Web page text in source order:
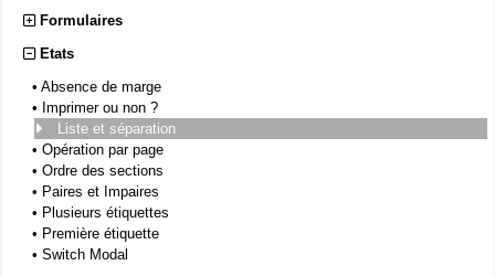
Formulaires
Etats
• Absence de marge
• Imprimer ou non ?
Liste et séparation
• Opération par page
• Ordre des sections
• Paires et Impaires
• Plusieurs étiquettes
• Première étiquette
• Switch Modal